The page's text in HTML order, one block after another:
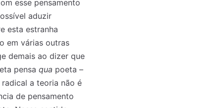
esse pensamento
aduzir
esta estranha
em várias outras
demais ao dizer que
pensa qua poeta –
a teoria não é
de pensamento